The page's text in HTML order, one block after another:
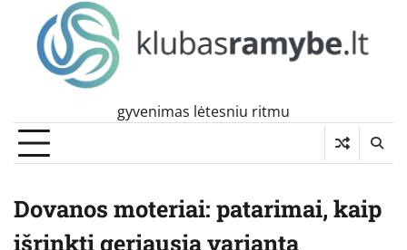
content
gyvenimas lėtesniu ritmu
Dovanos moteriai: patarimai, kaip
išrinkti geriausią variantą